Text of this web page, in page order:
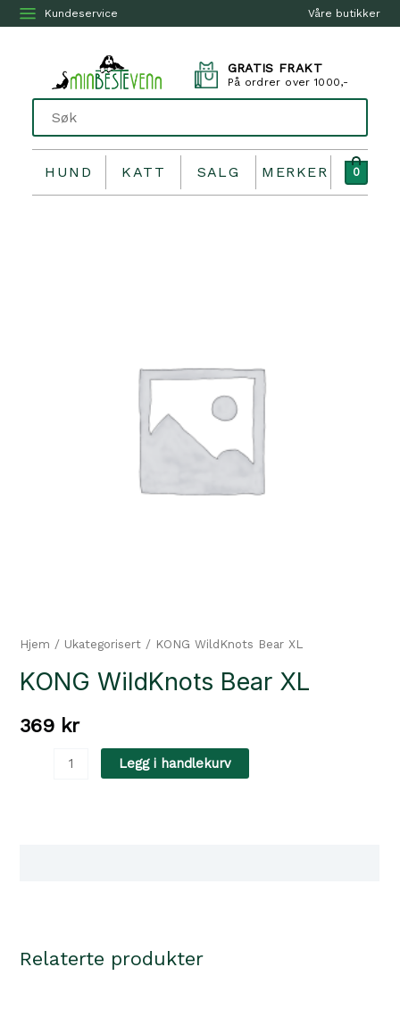
Våre butikker
Kundeservice
GRATIS FRAKT
På ordrer over 1000,-
HUND KATT SALG MERKER 0
Hjem / Ukategorisert / KONG WildKnots Bear XL
KONG WildKnots Bear XL
369 kr
Legg i handlekurv
Relaterte produkter